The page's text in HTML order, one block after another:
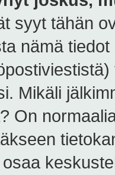
syyt tähän
nämä
Mikäli
On